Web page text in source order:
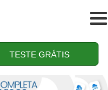
TESTE GRÁTIS